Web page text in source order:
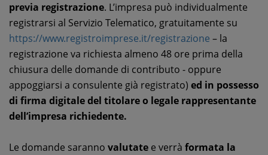
previa registrazione. L’impresa può individualmente
registrarsi al Servizio Telematico, gratuitamente su
https://www.registroimprese.it/registrazione – la
registrazione va richiesta almeno 48 ore prima della
chiusura delle domande di contributo - oppure
appoggiarsi a consulente già registrato) ed in possesso
di firma digitale del titolare o legale rappresentante
dell’impresa richiedente.
Le domande saranno valutate e verrà formata la